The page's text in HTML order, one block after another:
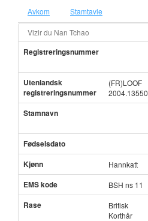
Avkom Stamtavle
Vizir du Nan Tchao
Registreringsnummer
Utenlandsk
registreringsnummer
(FR)LOOF
2004.13550
Stamnavn
Fødselsdato
Kjønn
Hannkatt
EMS kode
BSH ns 11
Rase
Britisk
Korthår